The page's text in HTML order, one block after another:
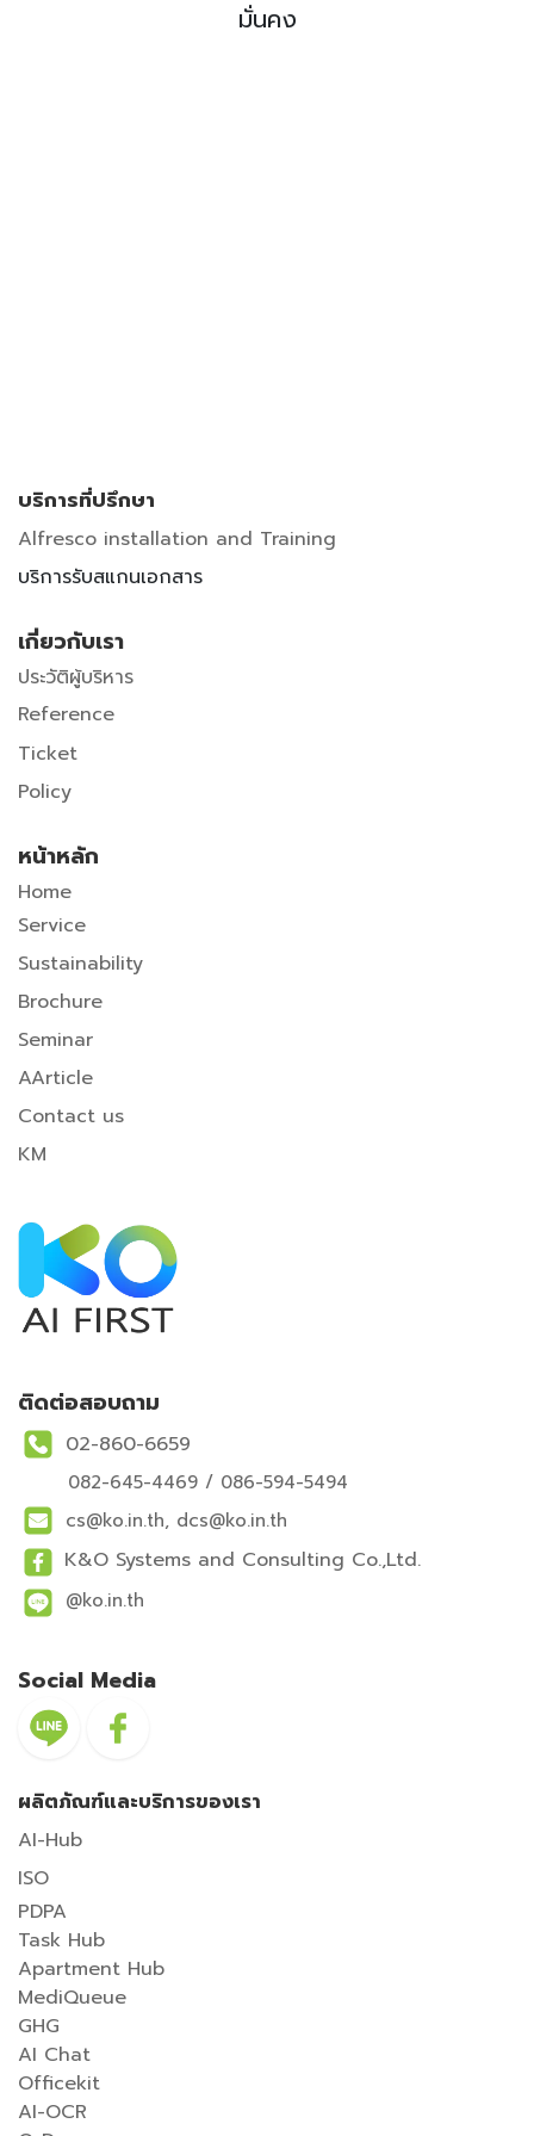
มั่นคง
บริการที่ปรึกษา
Alfresco installation and Training
บริการรับสแกนเอกสาร
เกี่ยวกับเรา
ประวัติผู้บริหาร
Reference
Ticket
Policy
หน้าหลัก
Home
Service
Sustainability
Brochure
Seminar
AArticle
Contact us
KM
ติดต่อสอบถาม
02-860-6659
082-645-4469 / 086-594-5494
cs@ko.in.th, dcs@ko.in.th
K&O Systems and Consulting Co.,Ltd.
@ko.in.th
Social Media
ผลิตภัณฑ์และบริการของเรา
AI-Hub
ISO
PDPA
Task Hub
Apartment Hub
MediQueue
GHG
AI Chat
Officekit
AI-OCR